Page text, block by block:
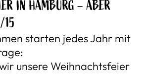
IN HAMBURG – ABER
15
starten jedes Jahr mit
unsere Weihnachtsfeier